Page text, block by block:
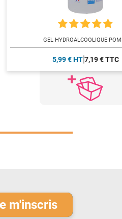
GEL HYDROALCOOLIQUE
5,99 € HT 7,19 € TTC